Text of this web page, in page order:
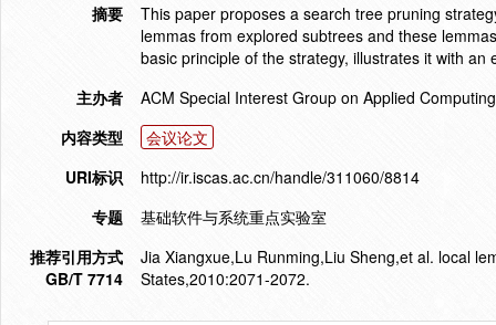
摘要
This paper proposes a search tree pruning
lemmas from explored subtrees and these
basic principle of the strategy, illustrates it with
主办者
ACM Special Interest Group on Applied
内容类型
会议论文
URI标识
http://ir.iscas.ac.cn/handle/311060/8814
专题
基础软件与系统重点实验室
推荐引用方式
GB/T 7714
Jia Xiangxue,Lu Runming,Liu Sheng,et al. local
States,2010:2071-2072.